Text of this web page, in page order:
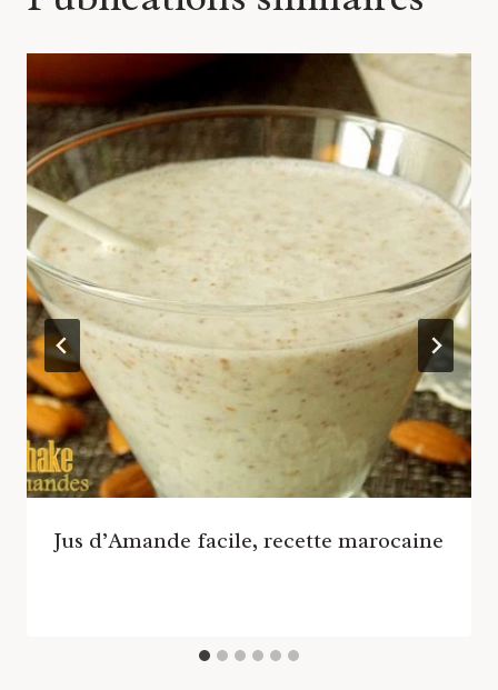
Jus d’Amande facile, recette marocaine